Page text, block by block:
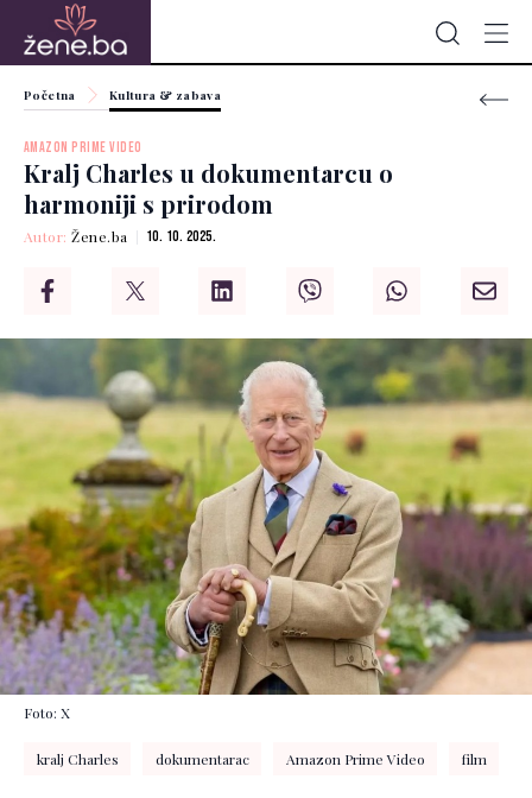
Početna Kultura & zabava
AMAZON PRIME VIDEO
Kralj Charles u dokumentarcu o
harmoniji s prirodom
Autor:Žene.ba 10. 10. 2025.
Foto: X
kralj Charles dokumentarac Amazon Prime Video film